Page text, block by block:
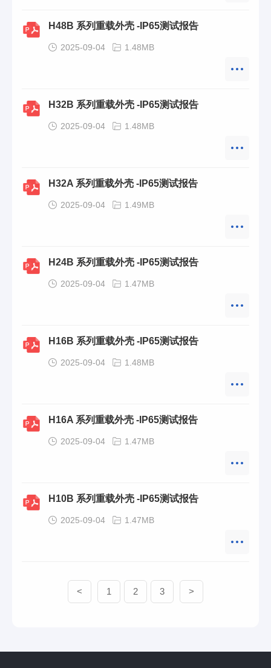
H48B 系列重载外壳 -IP65测试报告
2025-09-04 1.48MB
H32B 系列重载外壳 -IP65测试报告
2025-09-04 1.48MB
H32A 系列重载外壳 -IP65测试报告
2025-09-04 1.49MB
H24B 系列重载外壳 -IP65测试报告
2025-09-04 1.47MB
H16B 系列重载外壳 -IP65测试报告
2025-09-04 1.48MB
H16A 系列重载外壳 -IP65测试报告
2025-09-04 1.47MB
H10B 系列重载外壳 -IP65测试报告
2025-09-04 1.47MB
< 1 2 3 >